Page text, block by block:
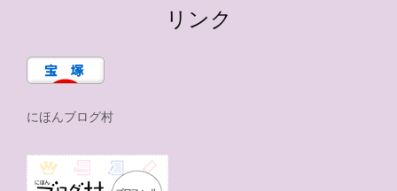
リンク
にほんブログ村